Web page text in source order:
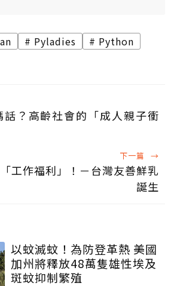
Pyladies
Python
？高齡社會的「成人親子衝
下一篇 →
工作福利」！－台灣友善鮮乳
誕生
以蚊滅蚊！為防登革熱 美國
加州將釋放48萬隻雄性埃及
斑蚊抑制繁殖